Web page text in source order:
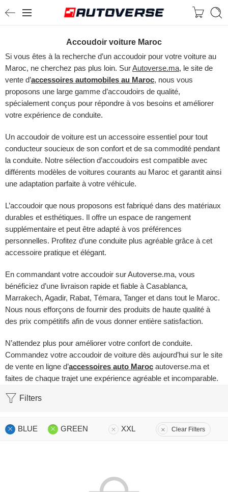
Accoudoir voiture Maroc
Si vous êtes à la recherche d’un accoudoir pour votre voiture au
Maroc, ne cherchez pas plus loin. SurAutoverse.ma, le site de
vente d’accessoires automobiles au Maroc, nous vous
proposons une large gamme d’accoudoirs de qualité,
spécialement conçus pour répondre à vos besoins et améliorer
votre expérience de conduite.
Un accoudoir de voiture est un accessoire essentiel pour tout
conducteur soucieux de son confort et de sa commodité pendant
la conduite. Notre sélection d’accoudoirs est compatible avec
différents modèles de voitures courants au Maroc et garantit ainsi
une adaptation parfaite à votre véhicule.
L’accoudoir que nous proposons est fabriqué dans des matériaux
durables et esthétiques. Il offre un espace de rangement
supplémentaire et peut être adapté à vos préférences
personnelles. Profitez d’une conduite plus agréable grâce à cet
accessoire pratique et élégant.
En commandant votre accoudoir sur Autoverse.ma, vous
bénéficiez d’une livraison rapide et fiable à Casablanca,
Marrakech, Agadir, Rabat, Témara, Tanger et dans tout le Maroc.
Nous nous efforçons de fournir des produits de haute qualité à
des prix compétitifs afin de vous donner entière satisfaction.
N’attendez plus pour améliorer votre confort de conduite.
Commandez votre accoudoir de voiture dès aujourd’hui sur le site
de vente en ligne d’accessoires auto Maroc autoverse.ma et
faites de chaque trajet une expérience agréable et incomparable.
Filters
BLUE GREEN XXL Clear Filters